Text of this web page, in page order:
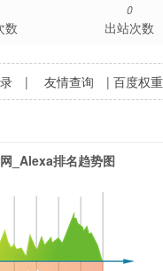
数
0
出站次数
|友情查询 |百度权重
_Alexa排名趋势图